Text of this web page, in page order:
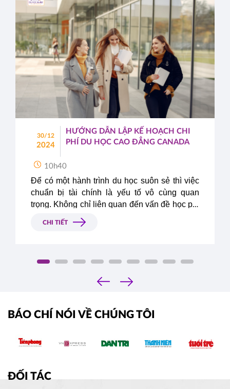
30/12
2024
HƯỚNG DẪN LẬP KẾ HOẠCH CHI
PHÍ DU HỌC CAO ĐẲNG CANADA
10h40
Để có một hành trình du học suôn sẻ thì việc
chuẩn bị tài chính là yếu tố vô cùng quan
trọng. Không chỉ liên quan đến vấn đề học phí
mà sinh hoạt phí tại nước bạn cũng là một
phần trong bảng dự trù chi phí du học mà các
đó, hãy cùng Du Học Á – Âu lên kế hoạch chi
phí du học cao đẳng Canada - lựa chọn du
học đang được các em học sinh Việt Nam
CHI TIẾT
‹
›
BÁO CHÍ NÓI VỀ CHÚNG TÔI
ĐỐI TÁC